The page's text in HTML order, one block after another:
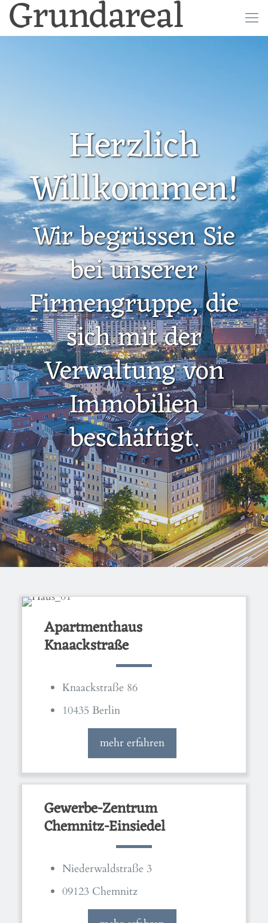
Grundareal
Herzlich
Willkommen!
Wir begrüssen Sie
bei unserer
Firmengruppe, die
sich mit der
Verwaltung von
Immobilien
beschäftigt.
Apartmenthaus
Knaackstraße
Knaackstraße 86
10435 Berlin
mehr erfahren
Gewerbe-Zentrum
Chemnitz-Einsiedel
Niederwaldstraße 3
09123 Chemnitz